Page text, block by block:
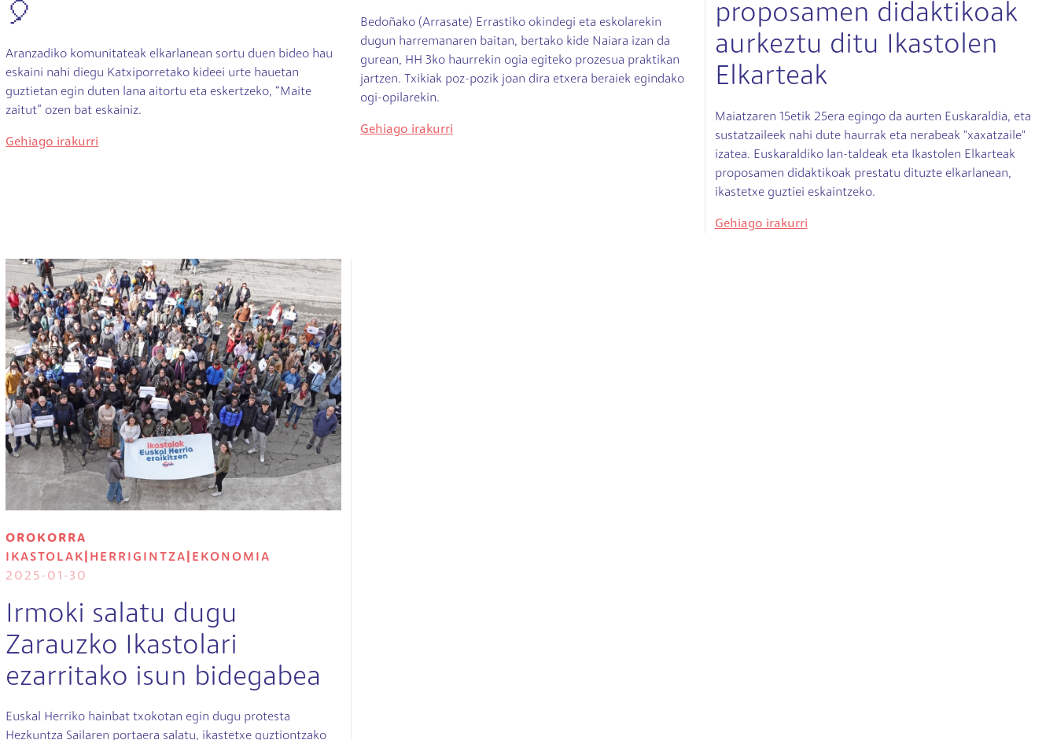
🎈
Aranzadiko komunitateak elkarlanean sortu duen bideo hau
eskaini nahi diegu Katxiporretako kideei urte hauetan
guztietan egin duten lana aitortu eta eskertzeko, “Maite
zaitut” ozen bat eskainiz.
Gehiago irakurri
Bedoñako (Arrasate) Errastiko okindegi eta eskolarekin
dugun harremanaren baitan, bertako kide Naiara izan da
gurean, HH 3ko haurrekin ogia egiteko prozesua praktikan
jartzen. Txikiak poz-pozik joan dira etxera beraiek egindako
ogi-opilarekin.
Gehiago irakurri
proposamen didaktikoak
aurkeztu ditu Ikastolen
Elkarteak
Maiatzaren 15etik 25era egingo da aurten Euskaraldia, eta
sustatzaileek nahi dute haurrak eta nerabeak "xaxatzaile"
izatea. Euskaraldiko lan-taldeak eta Ikastolen Elkarteak
proposamen didaktikoak prestatu dituzte elkarlanean,
ikastetxe guztiei eskaintzeko.
Gehiago irakurri
Irudia
OROKORRA
IKASTOLAK
HERRIGINTZA
EKONOMIA
2025-01-30
Irmoki salatu dugu
Zarauzko Ikastolari
ezarritako isun bidegabea
Euskal Herriko hainbat txokotan egin dugu protesta
Hezkuntza Sailaren portaera salatu, ikastetxe guztiontzako